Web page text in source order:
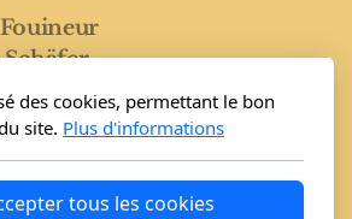
de-Clages
des cookies, permettant le bon
site. Plus d'informations
tous les cookies